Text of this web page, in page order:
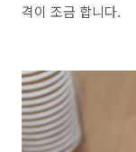
격이 조금 합니다.